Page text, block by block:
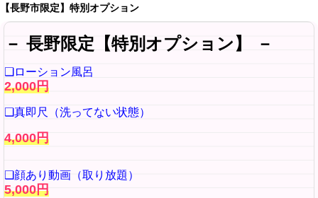
【長野市限定】特別オプション
－ 長野限定【特別オプション】 －
❑ローション風呂
2,000円
❑真即尺（洗ってない状態）
4,000円
❑顔あり動画（取り放題）
5,000円